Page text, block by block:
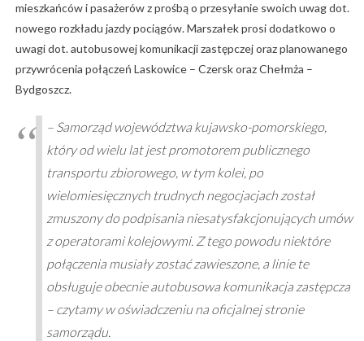
mieszkańców i pasażerów z prośbą o przesyłanie swoich uwag dot.
nowego rozkładu jazdy pociągów. Marszałek prosi dodatkowo o
uwagi dot. autobusowej komunikacji zastępczej oraz planowanego
przywrócenia połączeń Laskowice – Czersk oraz Chełmża –
Bydgoszcz.
– Samorząd województwa kujawsko-pomorskiego,
który od wielu lat jest promotorem publicznego
transportu zbiorowego, w tym kolei, po
wielomiesięcznych trudnych negocjacjach został
zmuszony do podpisania niesatysfakcjonujących umów
z operatorami kolejowymi. Z tego powodu niektóre
połączenia musiały zostać zawieszone, a linie te
obsługuje obecnie autobusowa komunikacja zastępcza
– czytamy w oświadczeniu na oficjalnej stronie
samorządu.